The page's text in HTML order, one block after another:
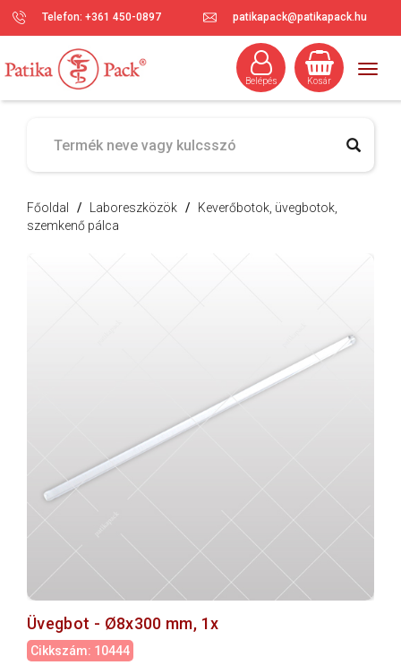
Telefon: +361 450-0897 patikapack@patikapack.hu
Kosár
Belépés
Főoldal / Laboreszközök / Keverőbotok, üvegbotok,
szemkenő pálca
Üvegbot - Ø8x300 mm, 1x
Cikkszám: 10444